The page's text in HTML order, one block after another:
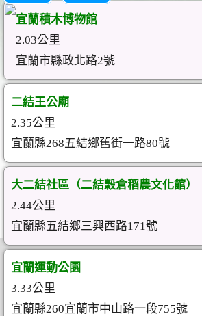
宜蘭積木博物館
2.03公里
宜蘭市縣政北路2號
二結王公廟
2.35公里
宜蘭縣268五結鄉舊街一路80號
大二結社區（二結穀倉稻農文化館）
2.44公里
宜蘭縣五結鄉三興西路171號
宜蘭運動公園
3.33公里
宜蘭縣260宜蘭市中山路一段755號